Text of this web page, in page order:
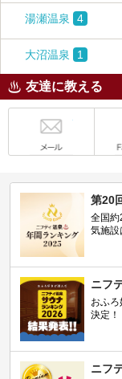
湯瀬温泉 4
大沼温泉 1
友達に教える
第20
全国約
気施設
ニフ
おふ
決定！
ニフ